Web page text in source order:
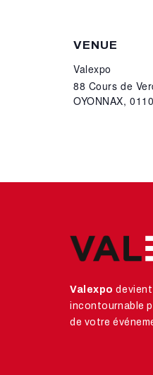
VENUE
Valexpo
88 Cours de
OYONNAX,
Valexpodevient
incontournable
de votre